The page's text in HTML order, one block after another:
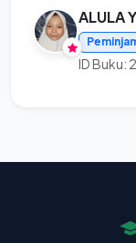
ALULA
ID Buku: